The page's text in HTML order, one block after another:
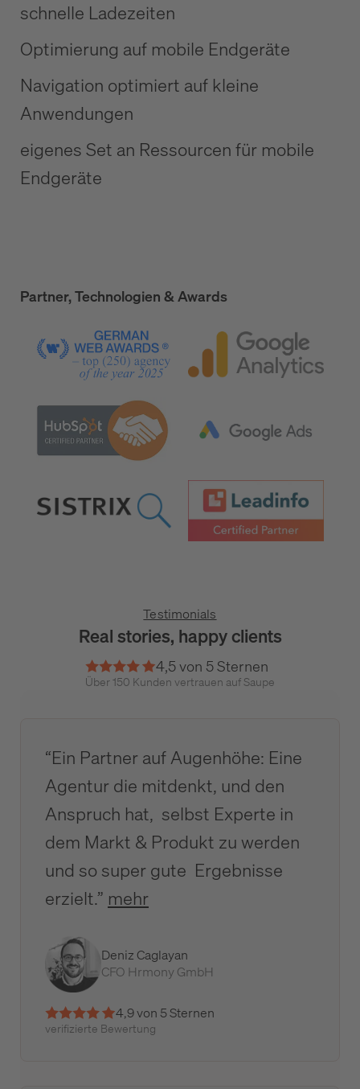
schnelle Ladezeiten
Optimierung auf mobile Endgeräte
Navigation optimiert auf kleine
Anwendungen
eigenes Set an Ressourcen für mobile
Endgeräte
Partner, Technologien & Awards
Testimonials
Real stories, happy clients
4,5 von 5 Sternen
Über 150 Kunden vertrauen auf Saupe
“Ein Partner auf Augenhöhe: Eine
Agentur die mitdenkt, und den
Anspruch hat, selbst Experte in
dem Markt & Produkt zu werden
und so super gute Ergebnisse
erzielt.” mehr
Deniz Caglayan
CFO Hrmony GmbH
4,9 von 5 Sternen
verifizierte Bewertung